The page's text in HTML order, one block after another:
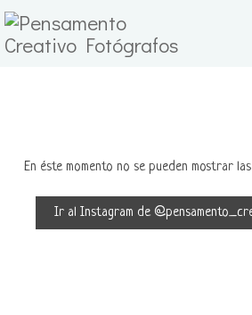
En éste momento no se pueden mostrar
Ir al Instagram de